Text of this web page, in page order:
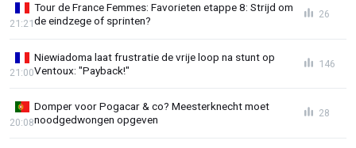
Tour de France Femmes: Favorieten etappe 8: Strijd om
de eindzege of sprinten?
21:21
26
Niewiadoma laat frustratie de vrije loop na stunt op
Ventoux: "Payback!"
21:00
146
Domper voor Pogacar & co? Meesterknecht moet
noodgedwongen opgeven
20:08
28